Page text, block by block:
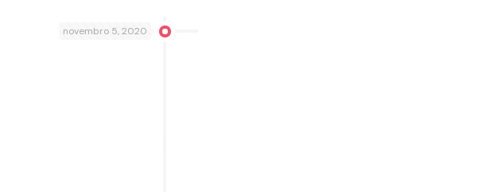
novembro 5, 2020